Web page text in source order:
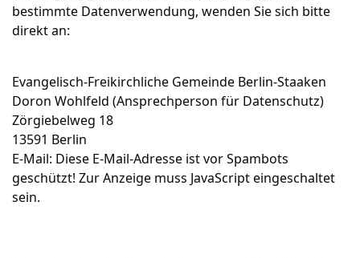
bestimmte Datenverwendung, wenden Sie sich bitte
direkt an:
Evangelisch-Freikirchliche Gemeinde Berlin-Staaken
Doron Wohlfeld (Ansprechperson für Datenschutz)
Zörgiebelweg 18
13591 Berlin
E-Mail: Diese E-Mail-Adresse ist vor Spambots
geschützt! Zur Anzeige muss JavaScript eingeschaltet
sein.